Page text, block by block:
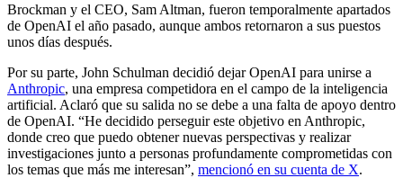
Brockman y el CEO, Sam Altman, fueron temporalmente apartados
de OpenAI el año pasado, aunque ambos retornaron a sus puestos
unos días después.
Por su parte, John Schulman decidió dejar OpenAI para unirse a
Anthropic, una empresa competidora en el campo de la inteligencia
artificial. Aclaró que su salida no se debe a una falta de apoyo dentro
de OpenAI. “He decidido perseguir este objetivo en Anthropic,
donde creo que puedo obtener nuevas perspectivas y realizar
investigaciones junto a personas profundamente comprometidas con
los temas que más me interesan”, mencionó en su cuenta de X.